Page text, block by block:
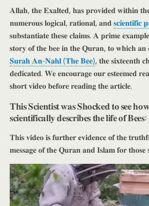
𝐀𝐥𝐥𝐚𝐡, 𝐭𝐡𝐞 𝐄𝐱𝐚𝐥𝐭𝐞𝐝, 𝐡𝐚𝐬 𝐩𝐫𝐨𝐯𝐢𝐝𝐞𝐝 𝐰𝐢𝐭𝐡𝐢𝐧
𝐧𝐮𝐦𝐞𝐫𝐨𝐮𝐬 𝐥𝐨𝐠𝐢𝐜𝐚𝐥, 𝐫𝐚𝐭𝐢𝐨𝐧𝐚𝐥, 𝐚𝐧𝐝𝐬𝐜𝐢𝐞𝐧𝐭𝐢𝐟𝐢𝐜
𝐬𝐮𝐛𝐬𝐭𝐚𝐧𝐭𝐢𝐚𝐭𝐞 𝐭𝐡𝐞𝐬𝐞 𝐜𝐥𝐚𝐢𝐦𝐬. 𝐀 𝐩𝐫𝐢𝐦𝐞 𝐞𝐱𝐚𝐦𝐩𝐥𝐞
𝐬𝐭𝐨𝐫𝐲 𝐨𝐟 𝐭𝐡𝐞 𝐛𝐞𝐞 𝐢𝐧 𝐭𝐡𝐞 𝐐𝐮𝐫𝐚𝐧, 𝐭𝐨 𝐰𝐡𝐢𝐜𝐡 𝐚𝐧
𝐒𝐮𝐫𝐚𝐡 𝐀𝐧-𝐍𝐚𝐡𝐥 (𝐓𝐡𝐞 𝐁𝐞𝐞), 𝐭𝐡𝐞 𝐬𝐢𝐱𝐭𝐞𝐞𝐧𝐭𝐡
𝐝𝐞𝐝𝐢𝐜𝐚𝐭𝐞𝐝. 𝐖𝐞 𝐞𝐧𝐜𝐨𝐮𝐫𝐚𝐠𝐞 𝐨𝐮𝐫 𝐞𝐬𝐭𝐞𝐞𝐦𝐞𝐝
𝐬𝐡𝐨𝐫𝐭 𝐯𝐢𝐝𝐞𝐨 𝐛𝐞𝐟𝐨𝐫𝐞 𝐫𝐞𝐚𝐝𝐢𝐧𝐠 𝐭𝐡𝐞 𝐚𝐫𝐭𝐢𝐜𝐥𝐞.
𝐓𝐡𝐢𝐬 𝐒𝐜𝐢𝐞𝐧𝐭𝐢𝐬𝐭 𝐰𝐚𝐬 𝐒𝐡𝐨𝐜𝐤𝐞𝐝 𝐭𝐨 𝐬𝐞𝐞
𝐬𝐜𝐢𝐞𝐧𝐭𝐢𝐟𝐢𝐜𝐚𝐥𝐥𝐲 𝐝𝐞𝐬𝐜𝐫𝐢𝐛𝐞𝐬 𝐭𝐡𝐞 𝐥𝐢𝐟𝐞 𝐨𝐟 𝐁𝐞𝐞𝐬:
𝐓𝐡𝐢𝐬 𝐯𝐢𝐝𝐞𝐨 𝐢𝐬 𝐟𝐮𝐫𝐭𝐡𝐞𝐫 𝐞𝐯𝐢𝐝𝐞𝐧𝐜𝐞 𝐨𝐟 𝐭𝐡𝐞
𝐦𝐞𝐬𝐬𝐚𝐠𝐞 𝐨𝐟 𝐭𝐡𝐞 𝐐𝐮𝐫𝐚𝐧 𝐚𝐧𝐝 𝐈𝐬𝐥𝐚𝐦 𝐟𝐨𝐫 𝐭𝐡𝐨𝐬𝐞